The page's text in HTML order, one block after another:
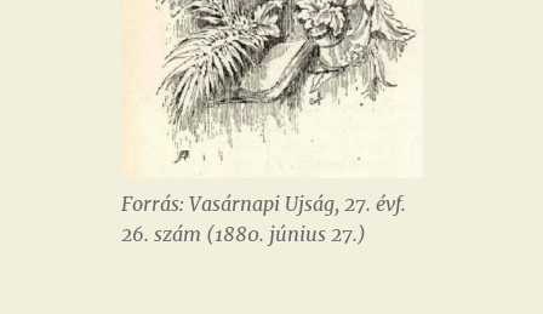
Forrás: Vasárnapi Ujság, 27. évf.
26. szám (1880. június 27.)